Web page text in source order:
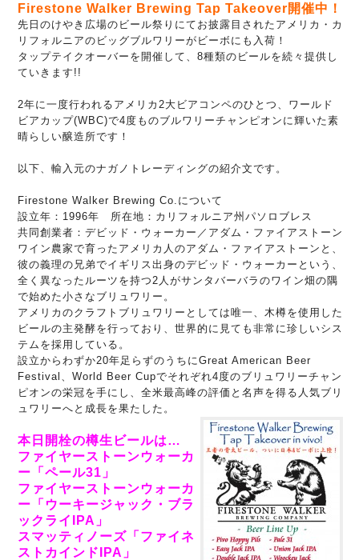
Firestone Walker Brewing Tap Takeover開催中！
先日のけやき広場のビール祭りにてお披露目された アメリカ・カ
リフォルニアの ビッグブルワリーがビーボにも入荷！
タップテイクオーバーを開催して、8種類のビールを続々提供し
ていきます!!
2年に一度行われるアメリカ2大ビアコンペのひとつ、ワールド
ビアカップ(WBC)で4度ものブルワリーチャンピオンに輝いた素
晴らしい醸造所です！
以下、輸入元のナガノトレーディングの紹介文です。
Firestone Walker Brewing Co.について
設立年：1996年 所在地：カリフォルニア州パソロブレス
共同創業者：デビッド・ウォーカー／アダム・ファイアストーン
ワイン農家で育ったアメリカ人のアダム・ファイアストーンと、
彼の義理の兄弟でイギリス出身のデビッド・ウォーカーという、
全く異なったルーツを持つ2人がサンタバーバラのワイン畑の隅
で始めた小さなブリュワリー。
アメリカのクラフトブリュワリーとしては唯一、木樽を使用した
ビールの主発酵を行っており、世界的に見ても非常に珍しいシス
テムを採用している。
設立からわずか20年足らずのうちにGreat American Beer
Festival、World Beer Cupでそれぞれ4度のブリュワリーチャン
ピオンの栄冠を手にし、全米最高峰の評価と名声を得る人気ブリ
ュワリーへと成長を果たした。
本日開栓の樽生ビールは…
ファイヤーストーンウォーカ
ー「ペール31」
ファイヤーストーンウォーカ
ー「ウーキージャック・ブラ
ックライIPA」
スマッティノーズ「ファイネ
ストカインドIPA」